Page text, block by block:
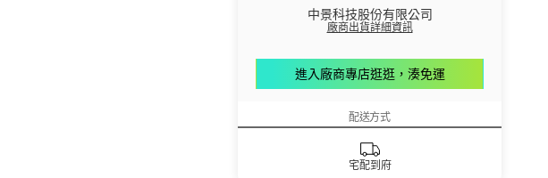
中景科技股份有限公司
廠商出貨詳細資訊
進入廠商專店逛逛，湊免運
配送方式
宅配到府